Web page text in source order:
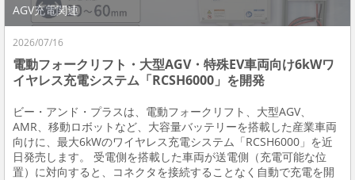
AGV充電関連
2026/07/16
電動フォークリフト・大型AGV・特殊EV車両向け6kWワ
イヤレス充電システム「RCSH6000」を開発
ビー・アンド・プラスは、電動フォークリフト、大型AGV、
AMR、移動ロボットなど、大容量バッテリーを搭載した産業車両
向けに、最大6kWのワイヤレス充電システム「RCSH6000」を近
日発売します。 受電側を搭載した車両が送電側（充電可能な位
置）に対向すると、コネクタを接続することなく自動で充電を開